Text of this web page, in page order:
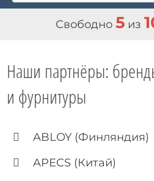
Свободно 5из
Наши партнёры:
и фурнитуры
ABLOY (Финляндия)
APECS (Китай)